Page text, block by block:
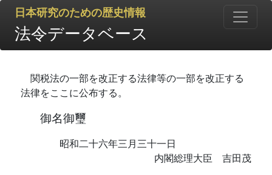
日本研究のための歴史情報
法令データベース
関税法の一部を改正する法律等の一部を改正する
法律をここに公布する。
御名御璽
昭和二十六年三月三十一日
内閣総理大臣 吉田茂